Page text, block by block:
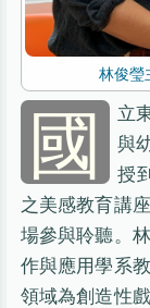
林俊瑩
國
立
與
授
之美感教育講
場參與聆聽。
作與應用學系
領域為創造性